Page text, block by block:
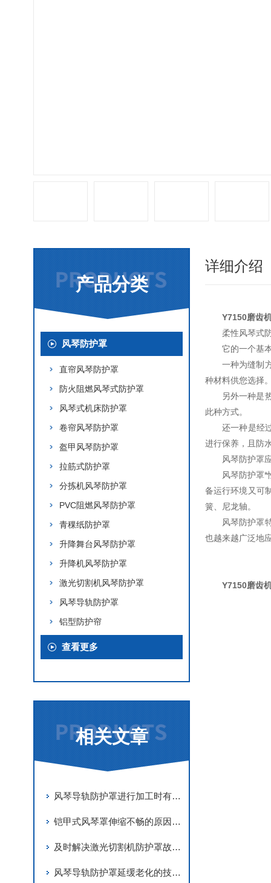
产品分类
风琴防护罩
直帘风琴防护罩
防火阻燃风琴式防护罩
风琴式机床防护罩
卷帘风琴防护罩
盔甲风琴防护罩
拉筋式防护罩
分拣机风琴防护罩
PVC阻燃风琴防护罩
青稞纸防护罩
升降舞台风琴防护罩
升降机风琴防护罩
激光切割机风琴防护罩
风琴导轨防护罩
铝型防护帘
查看更多
相关文章
风琴导轨防护罩进行加工时有哪些要求
铠甲式风琴罩伸缩不畅的原因有哪些？
及时解决激光切割机防护罩故障是实现长期稳定防护的关键
风琴导轨防护罩延缓老化的技术手段
详细介绍
Y7150磨齿
柔性风琴式
它的一个基
一种为缝制
种材料供您选择
另外一种是
此种方式。
还一种是经
进行保养，且防
风琴防护罩
风琴防护罩
备运行环境又可
簧、尼龙轴。
风琴防护罩
也越来越广泛地
Y7150磨齿